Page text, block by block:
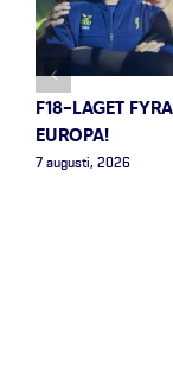
F18-LAGET
EUROPA!
7 augusti, 2026